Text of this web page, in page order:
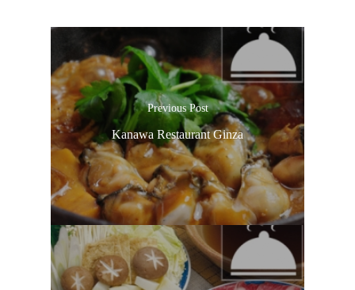
Previous Post
Kanawa Restaurant Ginza